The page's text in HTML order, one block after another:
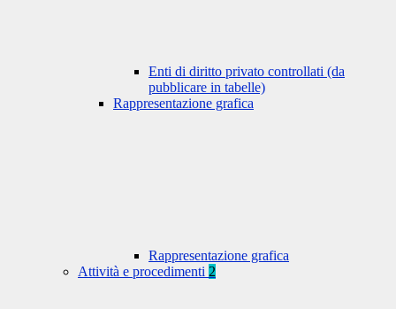
Enti di diritto privato controllati (da
pubblicare in tabelle)
Rappresentazione grafica
Rappresentazione grafica
Attività e procedimenti 2